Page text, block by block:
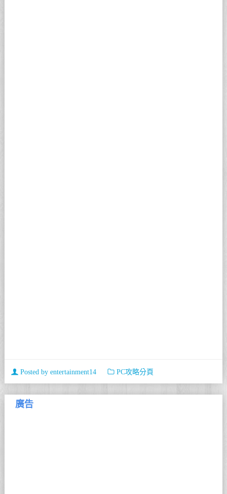
Posted by entertainment14 PC攻略分頁
廣告